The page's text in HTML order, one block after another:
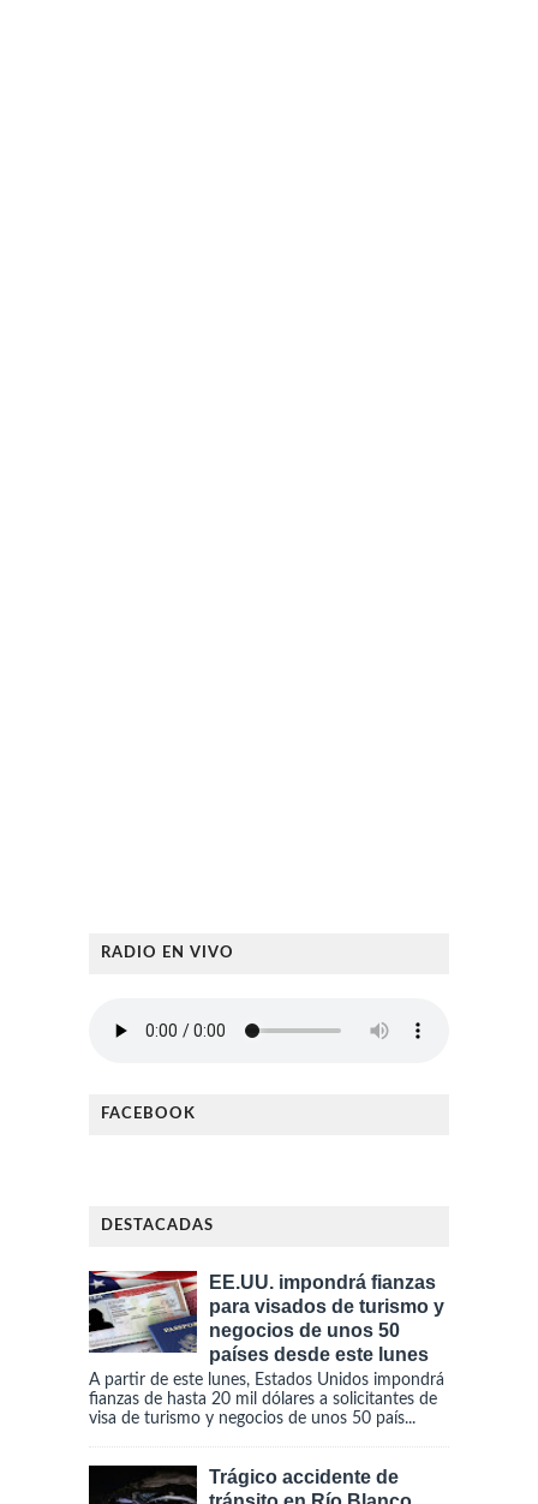
RADIO EN VIVO
FACEBOOK
DESTACADAS
EE.UU. impondrá fianzas
para visados de turismo y
negocios de unos 50
países desde este lunes
A partir de este lunes, Estados Unidos impondrá
fianzas de hasta 20 mil dólares a solicitantes de
visa de turismo y negocios de unos 50 país...
Trágico accidente de